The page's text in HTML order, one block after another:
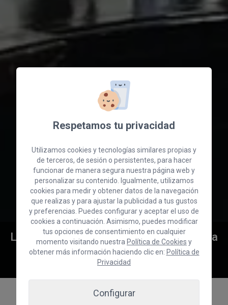
La Cámara de Comercio de Gran Canaria
lidera una misión comercial e
institucional a Ghana
Respetamos tu privacidad
Utilizamos cookies y tecnologías similares propias y
de terceros, de sesión o persistentes, para hacer
funcionar de manera segura nuestra página web y
personalizar su contenido. Igualmente, utilizamos
cookies para medir y obtener datos de la navegación
que realizas y para ajustar la publicidad a tus gustos
y preferencias. Puedes configurar y aceptar el uso de
cookies a continuación. Asimismo, puedes modificar
tus opciones de consentimiento en cualquier
momento visitando nuestra Política de Cookies y
obtener más información haciendo clic en: Política de
Privacidad
Configurar